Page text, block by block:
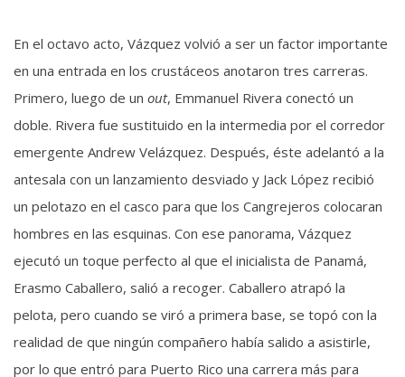
En el octavo acto, Vázquez volvió a ser un factor importante
en una entrada en los crustáceos anotaron tres carreras.
Primero, luego de un out, Emmanuel Rivera conectó un
doble. Rivera fue sustituido en la intermedia por el corredor
emergente Andrew Velázquez. Después, éste adelantó a la
antesala con un lanzamiento desviado y Jack López recibió
un pelotazo en el casco para que los Cangrejeros colocaran
hombres en las esquinas. Con ese panorama, Vázquez
ejecutó un toque perfecto al que el inicialista de Panamá,
Erasmo Caballero, salió a recoger. Caballero atrapó la
pelota, pero cuando se viró a primera base, se topó con la
realidad de que ningún compañero había salido a asistirle,
por lo que entró para Puerto Rico una carrera más para